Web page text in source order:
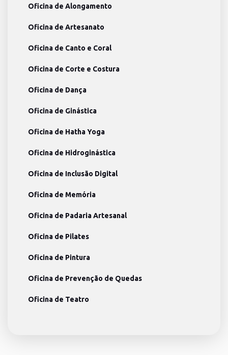
Oficina de Alongamento
Oficina de Artesanato
Oficina de Canto e Coral
Oficina de Corte e Costura
Oficina de Dança
Oficina de Ginástica
Oficina de Hatha Yoga
Oficina de Hidroginástica
Oficina de Inclusão Digital
Oficina de Memória
Oficina de Padaria Artesanal
Oficina de Pilates
Oficina de Pintura
Oficina de Prevenção de Quedas
Oficina de Teatro